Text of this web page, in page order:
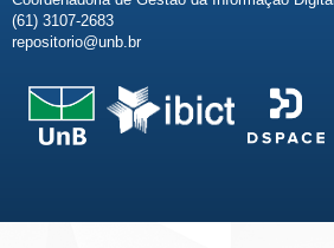
(61) 3107-2683
repositorio@unb.br